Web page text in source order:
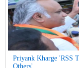
Priyank Kharge 'RSS
Others'...